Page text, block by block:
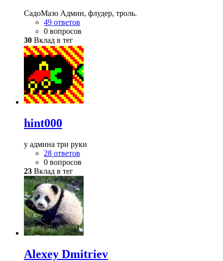
СадоМазо Админ, флудер, троль.
49 ответов
0 вопросов
30 Вклад в тег
hint000
у админа три руки
28 ответов
0 вопросов
23 Вклад в тег
Alexey Dmitriev